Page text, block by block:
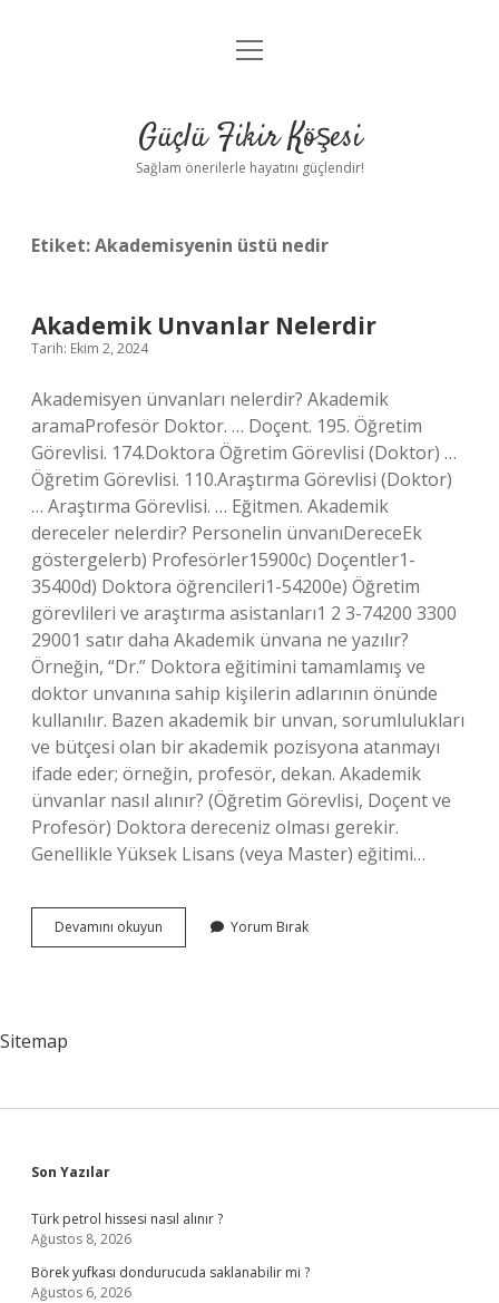
Anasayfa
Yasal Uyarı
menüyü
Güçlü Fikir Köşesi
Sağlam önerilerle hayatını güçlendir!
Etiket:Akademisyenin üstü nedir
Akademik Unvanlar Nelerdir
Tarih: Ekim 2, 2024
Akademisyen ünvanları nelerdir? Akademik
aramaProfesör Doktor. … Doçent. 195. Öğretim
Görevlisi. 174.Doktora Öğretim Görevlisi (Doktor) …
Öğretim Görevlisi. 110.Araştırma Görevlisi (Doktor)
… Araştırma Görevlisi. … Eğitmen. Akademik
dereceler nelerdir? Personelin ünvanıDereceEk
göstergelerb) Profesörler15900c) Doçentler1-
35400d) Doktora öğrencileri1-54200e) Öğretim
görevlileri ve araştırma asistanları1 2 3-74200 3300
29001 satır daha Akademik ünvana ne yazılır?
Örneğin, “Dr.” Doktora eğitimini tamamlamış ve
doktor unvanına sahip kişilerin adlarının önünde
kullanılır. Bazen akademik bir unvan, sorumlulukları
ve bütçesi olan bir akademik pozisyona atanmayı
ifade eder; örneğin, profesör, dekan. Akademik
ünvanlar nasıl alınır? (Öğretim Görevlisi, Doçent ve
Profesör) Doktora dereceniz olması gerekir.
Genellikle Yüksek Lisans (veya Master) eğitimi…
Devamını okuyun Akademik
Unvanlar
Yorum Bırak
Sitemap
Sidebar
Son Yazılar
Türk petrol hissesi nasıl alınır ?
Ağustos 8, 2026
Börek yufkası dondurucuda saklanabilir mi ?
Ağustos 6, 2026